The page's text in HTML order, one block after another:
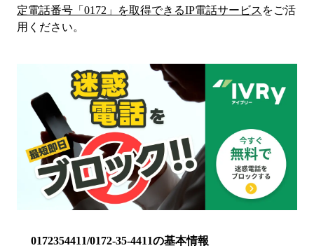
定電話番号「 0172 」を取得できるIP電話サービス をご活
用ください。
0172354411/0172-35-4411の基本情報